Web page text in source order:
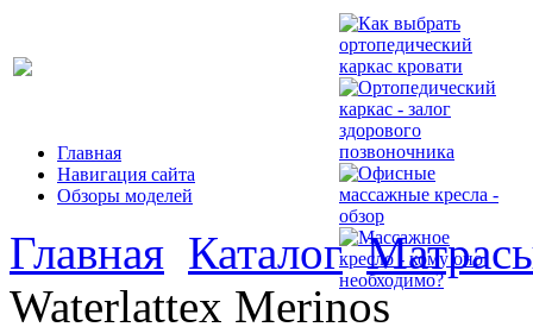
Главная
Навигация сайта
Обзоры моделей
Главная Каталог
Waterlattex Merinos